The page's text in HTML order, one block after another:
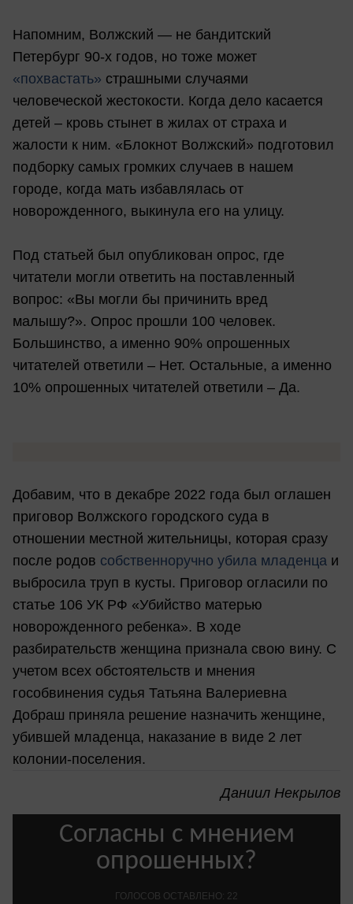
Напомним, Волжский — не бандитский
Петербург 90-х годов, но тоже может
«похвастать» страшными случаями
человеческой жестокости. Когда дело касается
детей – кровь стынет в жилах от страха и
жалости к ним. «Блокнот Волжский» подготовил
подборку самых громких случаев в нашем
городе, когда мать избавлялась от
новорожденного, выкинула его на улицу.
Под статьей был опубликован опрос, где
читатели могли ответить на поставленный
вопрос: «Вы могли бы причинить вред
малышу?». Опрос прошли 100 человек.
Большинство, а именно 90% опрошенных
читателей ответили – Нет. Остальные, а именно
10% опрошенных читателей ответили – Да.
Добавим, что в декабре 2022 года был оглашен
приговор Волжского городского суда в
отношении местной жительницы, которая сразу
после родов собственноручно убила младенца и
выбросила труп в кусты. Приговор огласили по
статье 106 УК РФ «Убийство матерью
новорожденного ребенка». В ходе
разбирательств женщина признала свою вину. С
учетом всех обстоятельств и мнения
гособвинения судья Татьяна Валериевна
Добраш приняла решение назначить женщине,
убившей младенца, наказание в виде 2 лет
колонии-поселения.
Даниил Некрылов